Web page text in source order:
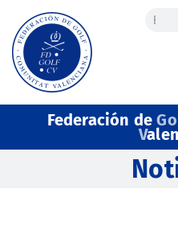
Federación de
V